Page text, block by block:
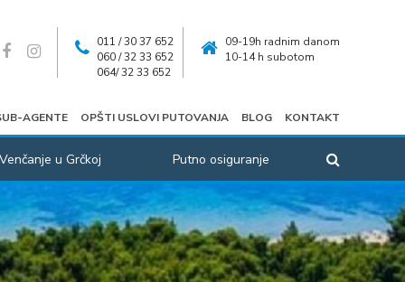
011 / 30 37 652
060 / 32 33 652
064/ 32 33 652
09-19h radnim danom
10-14 h subotom
AGENTE OPŠTI USLOVI PUTOVANJA BLOG KONTAKT
Venčanje u Grčkoj Putno osiguranje